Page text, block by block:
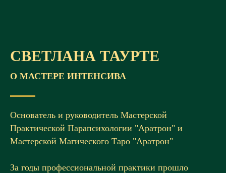
СВЕТЛАНА ТАУРТЕ
О МАСТЕРЕ ИНТЕНСИВА
Основатель и руководитель Мастерской
Практической Парапсихологии "Аратрон" и
Мастерской Магического Таро "Аратрон"
За годы профессиональной практики прошло